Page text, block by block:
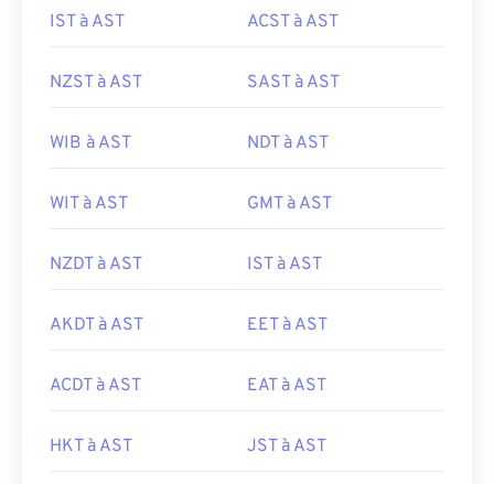
IST à AST ACST à AST
NZST à AST SAST à AST
WIB à AST NDT à AST
WIT à AST GMT à AST
NZDT à AST IST à AST
AKDT à AST EET à AST
ACDT à AST EAT à AST
HKT à AST JST à AST